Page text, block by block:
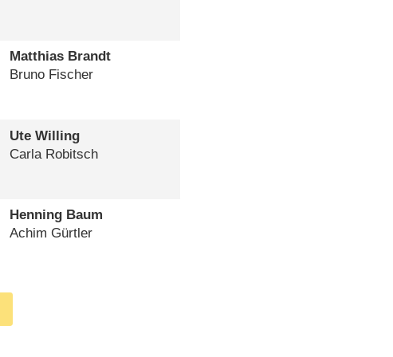
Matthias Brandt
Bruno Fischer
Ute Willing
Carla Robitsch
Henning Baum
Achim Gürtler